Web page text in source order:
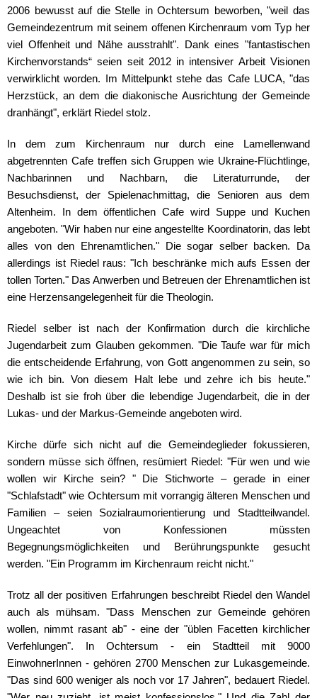
2006 bewusst auf die Stelle in Ochtersum beworben, "weil das
Gemeindezentrum mit seinem offenen Kirchenraum vom Typ her
viel Offenheit und Nähe ausstrahlt". Dank eines "fantastischen
Kirchenvorstands“ seien seit 2012 in intensiver Arbeit Visionen
verwirklicht worden. Im Mittelpunkt stehe das Cafe LUCA, "das
Herzstück, an dem die diakonische Ausrichtung der Gemeinde
dranhängt", erklärt Riedel stolz.
In dem zum Kirchenraum nur durch eine Lamellenwand
abgetrennten Cafe treffen sich Gruppen wie Ukraine-Flüchtlinge,
Nachbarinnen und Nachbarn, die Literaturrunde, der
Besuchsdienst, der Spielenachmittag, die Senioren aus dem
Altenheim. In dem öffentlichen Cafe wird Suppe und Kuchen
angeboten. "Wir haben nur eine angestellte Koordinatorin, das lebt
alles von den Ehrenamtlichen." Die sogar selber backen. Da
allerdings ist Riedel raus: "Ich beschränke mich aufs Essen der
tollen Torten." Das Anwerben und Betreuen der Ehrenamtlichen ist
eine Herzensangelegenheit für die Theologin.
Riedel selber ist nach der Konfirmation durch die kirchliche
Jugendarbeit zum Glauben gekommen. "Die Taufe war für mich
die entscheidende Erfahrung, von Gott angenommen zu sein, so
wie ich bin. Von diesem Halt lebe und zehre ich bis heute."
Deshalb ist sie froh über die lebendige Jugendarbeit, die in der
Lukas- und der Markus-Gemeinde angeboten wird.
Kirche dürfe sich nicht auf die Gemeindeglieder fokussieren,
sondern müsse sich öffnen, resümiert Riedel: "Für wen und wie
wollen wir Kirche sein? " Die Stichworte – gerade in einer
"Schlafstadt" wie Ochtersum mit vorrangig älteren Menschen und
Familien – seien Sozialraumorientierung und Stadtteilwandel.
Ungeachtet von Konfessionen müssten
Begegnungsmöglichkeiten und Berührungspunkte gesucht
werden. "Ein Programm im Kirchenraum reicht nicht."
Trotz all der positiven Erfahrungen beschreibt Riedel den Wandel
auch als mühsam. "Dass Menschen zur Gemeinde gehören
wollen, nimmt rasant ab" - eine der "üblen Facetten kirchlicher
Verfehlungen". In Ochtersum - ein Stadtteil mit 9000
EinwohnerInnen - gehören 2700 Menschen zur Lukasgemeinde.
"Das sind 600 weniger als noch vor 17 Jahren", bedauert Riedel.